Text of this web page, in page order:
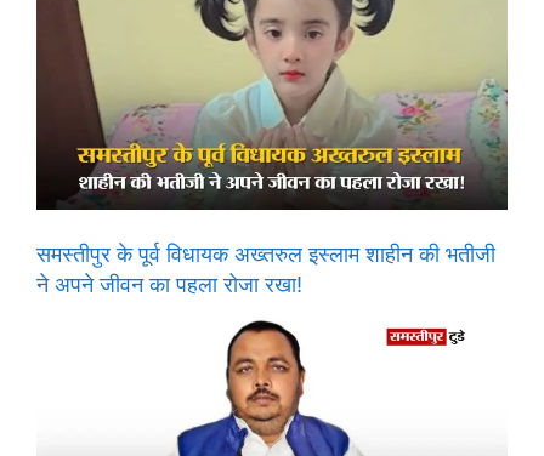
समस्तीपुर के पूर्व विधायक अख्तरुल इस्लाम शाहीन की भतीजी
ने अपने जीवन का पहला रोजा रखा!